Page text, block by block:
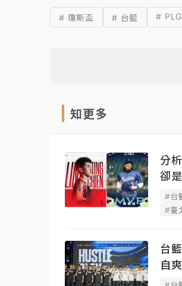
# 瓊斯盃 # 台籃 # PLG
知更多
分
卻
#台
#臺
台
自